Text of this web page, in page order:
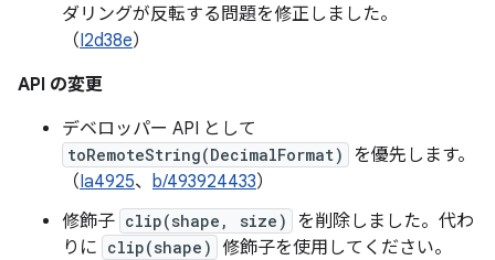
ダリングが反転する問題を修正しました。
（I2d38e）
API の変更
デベロッパー API として
toRemoteString(DecimalFormat)
を優先します。
（Ia4925、 b/493924433）
修飾子 clip(shape, size)
を削除しました。代わ
りに clip(shape) 修飾子を使用してください。